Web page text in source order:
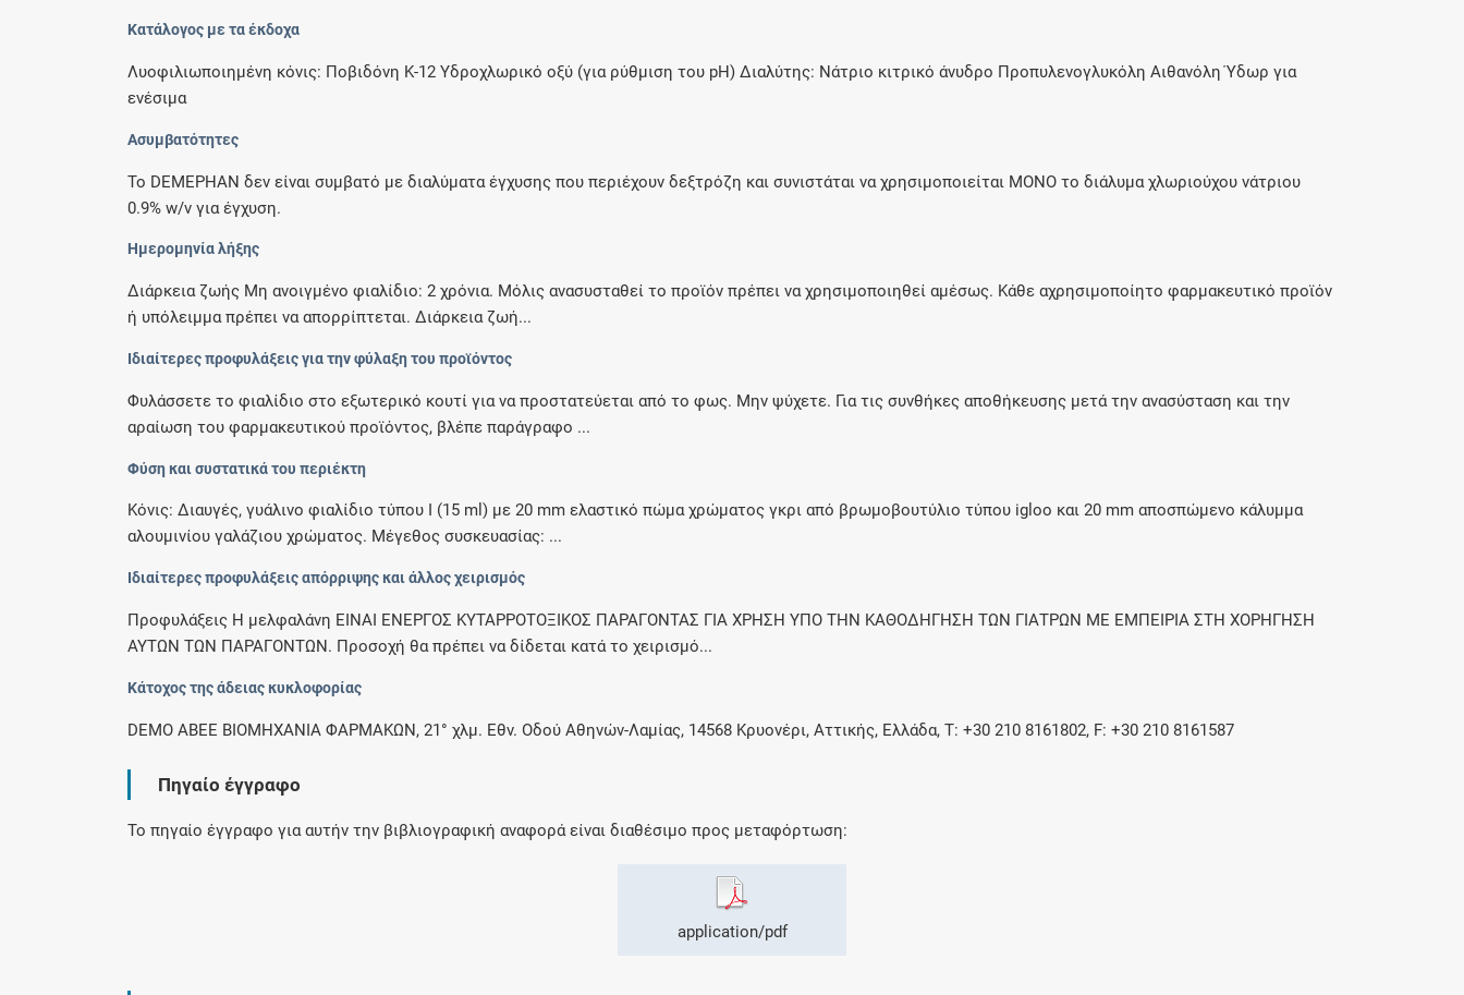
Κατάλογος με τα έκδοχα
Λυοφιλιωποιημένη κόνις: Ποβιδόνη K-12 Υδροχλωρικό οξύ (για ρύθμιση του pH) Διαλύτης: Νάτριο κιτρικό άνυδρο Προπυλενογλυκόλη Αιθανόλη Ύδωρ για
ενέσιμα
Ασυμβατότητες
Το DEMEPHAN δεν είναι συμβατό με διαλύματα έγχυσης που περιέχουν δεξτρόζη και συνιστάται να χρησιμοποιείται ΜΟΝΟ το διάλυμα χλωριούχου νάτριου
0.9% w/v για έγχυση.
Ημερομηνία λήξης
Διάρκεια ζωής Μη ανοιγμένο φιαλίδιο: 2 χρόνια. Μόλις ανασυσταθεί το προϊόν πρέπει να χρησιμοποιηθεί αμέσως. Κάθε αχρησιμοποίητο φαρμακευτικό προϊόν
ή υπόλειμμα πρέπει να απορρίπτεται. Διάρκεια ζωή...
Ιδιαίτερες προφυλάξεις για την φύλαξη του προϊόντος
Φυλάσσετε το φιαλίδιο στο εξωτερικό κουτί για να προστατεύεται από το φως. Μην ψύχετε. Για τις συνθήκες αποθήκευσης μετά την ανασύσταση και την
αραίωση του φαρμακευτικού προϊόντος, βλέπε παράγραφο ...
Φύση και συστατικά του περιέκτη
Κόνις: Διαυγές, γυάλινο φιαλίδιο τύπου Ι (15 ml) με 20 mm ελαστικό πώμα χρώματος γκρι από βρωμοβουτύλιο τύπου igloo και 20 mm αποσπώμενο κάλυμμα
αλουμινίου γαλάζιου χρώματος. Μέγεθος συσκευασίας: ...
Ιδιαίτερες προφυλάξεις απόρριψης και άλλος χειρισμός
Προφυλάξεις Η μελφαλάνη ΕΙΝΑΙ ΕΝΕΡΓΟΣ ΚΥΤΑΡΡΟΤΟΞΙΚΟΣ ΠΑΡΑΓΟΝΤΑΣ ΓΙΑ ΧΡΗΣΗ ΥΠΟ ΤΗΝ ΚΑΘΟΔΗΓΗΣΗ ΤΩΝ ΓΙΑΤΡΩΝ ΜΕ ΕΜΠΕΙΡΙΑ ΣΤΗ ΧΟΡΗΓΗΣΗ
ΑΥΤΩΝ ΤΩΝ ΠΑΡΑΓΟΝΤΩΝ. Προσοχή θα πρέπει να δίδεται κατά το χειρισμό...
Κάτοχος της άδειας κυκλοφορίας
DEMO ΑΒΕΕ ΒΙΟΜΗΧΑΝΙΑ ΦΑΡΜΑΚΩΝ, 21° χλμ. Εθν. Oδού Αθηνών-Λαμίας, 14568 Κρυονέρι, Αττικής, Ελλάδα, Τ: +30 210 8161802, F: +30 210 8161587
Πηγαίο έγγραφο
Το πηγαίο έγγραφο για αυτήν την βιβλιογραφική αναφορά είναι διαθέσιμο προς μεταφόρτωση:
application/pdf